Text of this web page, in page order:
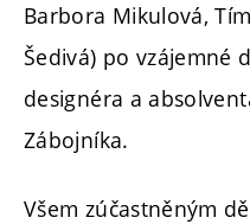
Barbora Mikulová,
Šedivá) po vzájemné
designéra a
Zábojníka.
Všem zúčastněným